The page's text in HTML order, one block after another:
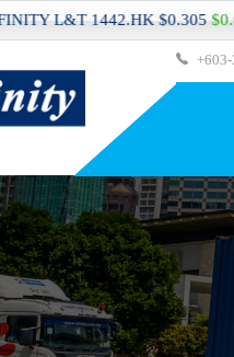
$0.305$0.0310.91%